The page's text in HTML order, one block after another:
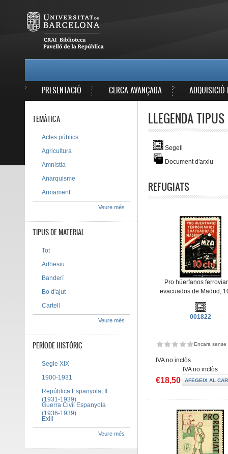
PRESENTACIÓ CERCA AVANÇADA ADQUISICIÓ
LLEGENDA
Segell
Document d'arxiu
REFUGIATS
Pro húerfanos
evacuados de Madrid,
001822
Encara sense
IVA no inclòs
IVA no inclòs
€18,50
TEMÀTICA
Actes públics
Agricultura
Amnistia
Anarquisme
Armament
Veure més
TIPUS DE MATERIAL
Tot
Adhesiu
Banderí
Bo d'ajut
Cartell
Veure més
PERÍODE HISTÒRIC
Segle XIX
1900-1931
República Espanyola, II
(1931-1939)
Guerra Civil Espanyola
(1936-1939)
Exili
Veure més